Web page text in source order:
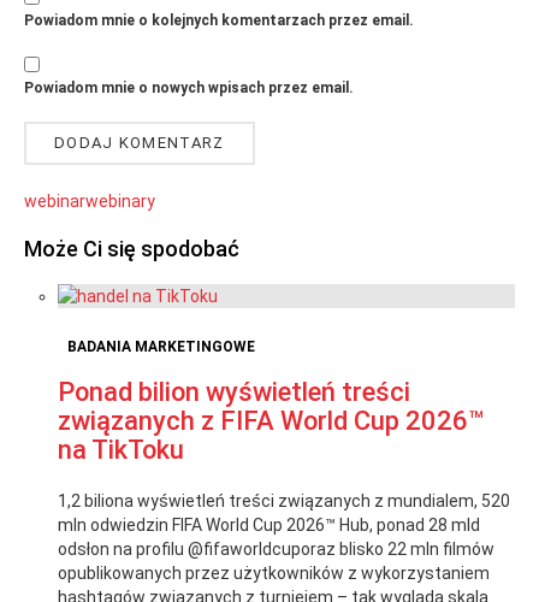
Powiadom mnie o kolejnych komentarzach przez email.
Powiadom mnie o nowych wpisach przez email.
webinarwebinary
Może Ci się spodobać
BADANIA MARKETINGOWE
Ponad bilion wyświetleń treści
związanych z FIFA World Cup 2026™
na TikToku
1,2 biliona wyświetleń treści związanych z mundialem, 520
mln odwiedzin FIFA World Cup 2026™ Hub, ponad 28 mld
odsłon na profilu @fifaworldcuporaz blisko 22 mln filmów
opublikowanych przez użytkowników z wykorzystaniem
hashtagów związanych z turniejem – tak wygląda skala